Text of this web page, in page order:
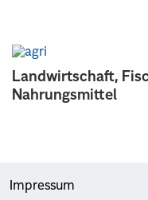
Landwirtschaft,
Nahrungsmittel
Impressum